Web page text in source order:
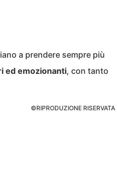
a prendere sempre più
ed emozionanti, con tanto
©RIPRODUZIONE RISERVATA